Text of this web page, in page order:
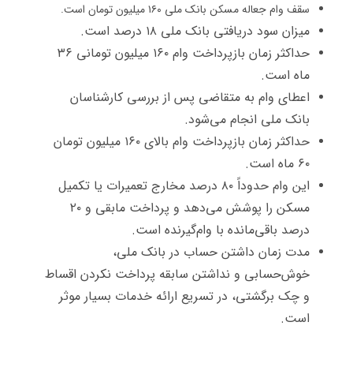
سقف وام جعاله مسکن بانک ملی ۱۶۰ میلیون تومان است.
میزان سود دریافتی بانک ملی ۱۸ درصد است.
حداکثر زمان بازپرداخت وام ۱۶۰ میلیون تومانی ۳۶
ماه است.
اعطای وام به متقاضی پس از بررسی کارشناسان
بانک ملی انجام می‌شود.
حداکثر زمان بازپرداخت وام بالای ۱۶۰ میلیون تومان
۶۰ ماه است.
این وام حدوداً ۸۰ درصد مخارج تعمیرات یا تکمیل
مسکن را پوشش می‌دهد و پرداخت مابقی و ۲۰
درصد باقی‌مانده با وام‌گیرنده است.
مدت زمان داشتن حساب در بانک ملی،
خوش‌حسابی و نداشتن سابقه پرداخت نکردن اقساط
و چک برگشتی، در تسریع ارائه خدمات بسیار موثر
است.